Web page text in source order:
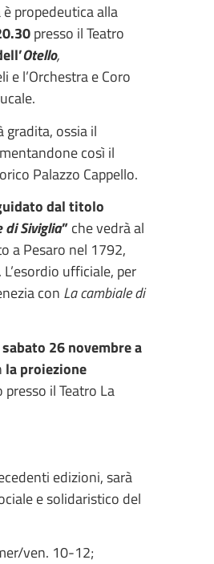
propedeutica alla
presso il Teatro
Otello,
e l’Orchestra e Coro
gradita, ossia il
così il
Palazzo Cappello.
dal titolo
di Siviglia”che vedrà al
a Pesaro nel 1792,
ufficiale, per
con La cambiale di
sabato 26 novembre a
la proiezione
il Teatro La
edizioni, sarà
e solidaristico del
ven. 10-12;